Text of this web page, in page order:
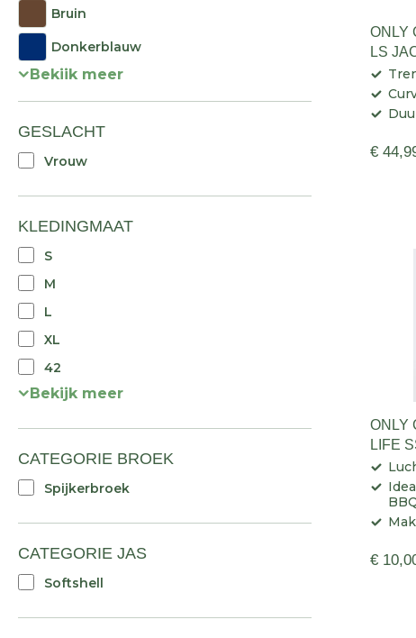
Bruin
Donkerblauw
Bekijk meer
GESLACHT
Vrouw
KLEDINGMAAT
S
M
L
XL
42
Bekijk meer
CATEGORIE BROEK
Spijkerbroek
CATEGORIE JAS
Softshell
ONLY
LS
€
ONLY
LIFE
€